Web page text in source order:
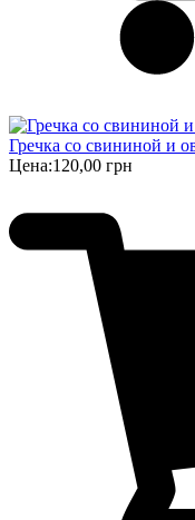
Гречка со свининой и
Цена:120,00 грн